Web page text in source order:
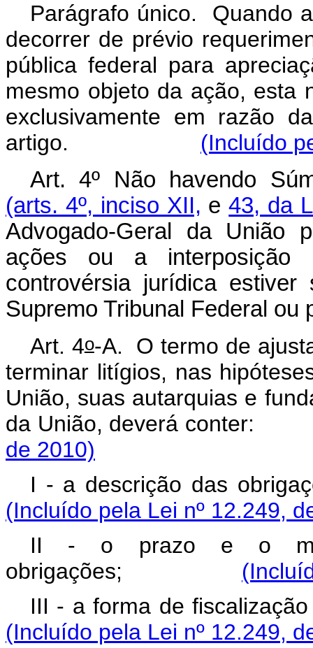
Parágrafo único. Quando
decorrer de prévio
pública federal para
mesmo objeto da ação, esta
exclusivamente em razão
artigo. (Incluído
Art. 4º Não havendo
(arts. 4º, inciso XII, e43, da
Advogado-Geral da União
ações ou a interposição
controvérsia jurídica estiver
Supremo Tribunal Federal ou
Art. 4o-A. O termo de
terminar litígios, nas
União, suas autarquias e
da União, deverá
de 2010)
I - a descrição
(Incluído pela Lei nº 12.249,
II - o prazo e o
obrigações;
III - a forma de
(Incluído pela Lei nº 12.249,